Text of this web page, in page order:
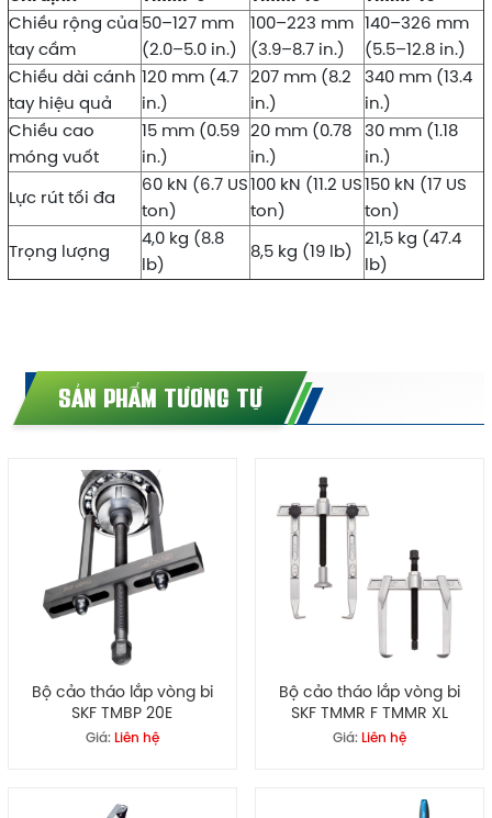
Chiều rộng của
tay cầm
50–127 mm
(2.0–5.0 in.)
100–223 mm
(3.9–8.7 in.)
140–326 mm
(5.5–12.8 in.)
Chiều dài cánh
tay hiệu quả
120 mm (4.7
in.)
207 mm (8.2
in.)
340 mm (13.4
in.)
Chiều cao
móng vuốt
15 mm (0.59
in.)
20 mm (0.78
in.)
30 mm (1.18
in.)
Lực rút tối đa
60 kN (6.7 US
ton)
100 kN (11.2 US
ton)
150 kN (17 US
ton)
Trọng lượng
4,0 kg (8.8
lb)
8,5 kg (19 lb)
21,5 kg (47.4
lb)
SẢN PHẨM TƯƠNG TỰ
Bộ cảo tháo lắp vòng bi
SKF TMBP 20E
Giá: Liên hệ
Bộ cảo tháo lắp vòng bi
SKF TMMR F TMMR XL
Giá: Liên hệ